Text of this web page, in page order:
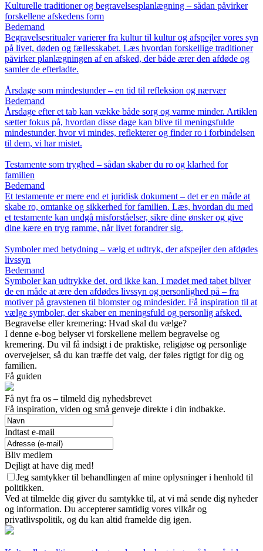
Kulturelle traditioner og begravelsesplanlægning – sådan påvirker
forskellene afskedens form
Bedemand
Begravelsesritualer varierer fra kultur til kultur og afspejler vores syn
på livet, døden og fællesskabet. Læs hvordan forskellige traditioner
påvirker planlægningen af en afsked, der både ærer den afdøde og
samler de efterladte.
Årsdage som mindestunder – en tid til refleksion og nærvær
Bedemand
Årsdage efter et tab kan vække både sorg og varme minder. Artiklen
sætter fokus på, hvordan disse dage kan blive til meningsfulde
mindestunder, hvor vi mindes, reflekterer og finder ro i forbindelsen
til dem, vi har mistet.
Testamente som tryghed – sådan skaber du ro og klarhed for
familien
Bedemand
Et testamente er mere end et juridisk dokument – det er en måde at
skabe ro, omtanke og sikkerhed for familien. Læs, hvordan du med
et testamente kan undgå misforståelser, sikre dine ønsker og give
dine kære en tryg ramme, når livet forandrer sig.
Symboler med betydning – vælg et udtryk, der afspejler den afdødes
livssyn
Bedemand
Symboler kan udtrykke det, ord ikke kan. I mødet med tabet bliver
de en måde at ære den afdødes livssyn og personlighed på – fra
motiver på gravstenen til blomster og mindesider. Få inspiration til at
vælge symboler, der skaber en meningsfuld og personlig afsked.
Begravelse eller kremering: Hvad skal du vælge?
I denne e-bog belyser vi forskellene mellem begravelse og
kremering. Du vil få indsigt i de praktiske, religiøse og personlige
overvejelser, så du kan træffe det valg, der føles rigtigt for dig og
familien.
Få guiden
Få nyt fra os – tilmeld dig nyhedsbrevet
Få inspiration, viden og små genveje direkte i din indbakke.
Indtast e-mail
Bliv medlem
Dejligt at have dig med!
Jeg samtykker til behandlingen af mine oplysninger i henhold til
politikken.
Ved at tilmelde dig giver du samtykke til, at vi må sende dig nyheder
og information. Du accepterer samtidig vores vilkår og
privatlivspolitik, og du kan altid framelde dig igen.